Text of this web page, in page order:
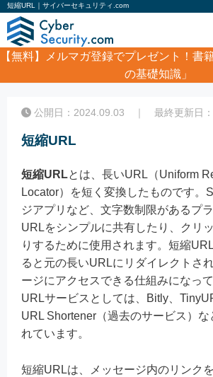
短縮URL｜サイバーセキュリティ.com
【無料】
メルマガ登録でプレゼント！書
の基礎知識」
短縮URL
公開日：2024.09.03 ｜ 最終更新日
短縮URL
短縮URLとは、長いURL（Uniform
Locator）を短く変換したものです。
ジアプリなど、文字数制限があるプ
URLをシンプルに共有したり、クリ
りするために使用されます。短縮
ると元の長いURLにリダイレクトさ
ージにアクセスできる仕組みになっ
URLサービスとしては、Bitly、
URL Shortener（過去のサービス）な
れています。
短縮URLは、メッセージ内のリンク